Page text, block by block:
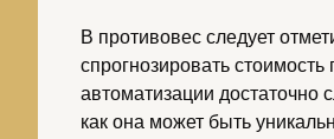
В противовес следует
спрогнозировать стоимость
автоматизации достаточно
как она может быть